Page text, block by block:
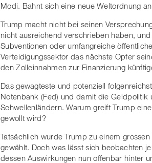
Modi. Bahnt sich eine neue Weltordnung
Trump macht nicht bei seinen
nicht ausreichend verschrieben haben,
Subventionen oder umfangreiche
Verteidigungssektor das nächste Opfer
den Zolleinnahmen zur Finanzierung
Das gewagteste und potenziell
Notenbank (Fed) und damit die Geldpolitik
Schwellenländern. Warum greift Trump
gewollt wird?
Tatsächlich wurde Trump zu einem
gewählt. Doch was lässt sich beobachten
dessen Auswirkungen nun offenbar hinter